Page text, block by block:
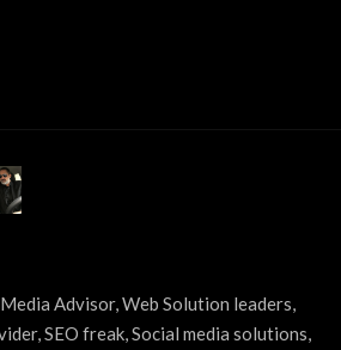
Advisor, Web Solution leaders,
SEO freak, Social media solutions,